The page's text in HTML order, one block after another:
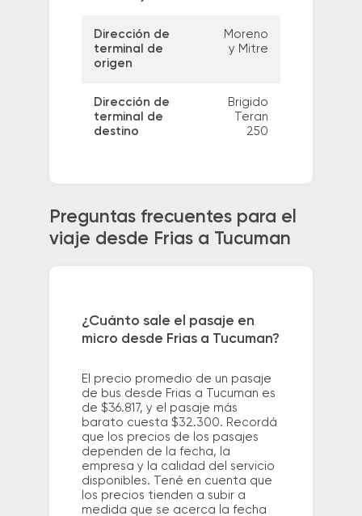
Dirección de
terminal de
origen
Moreno
y Mitre
Dirección de
terminal de
destino
Brigido
Teran
250
Preguntas frecuentes para el
viaje desde Frias a Tucuman
¿Cuánto sale el pasaje en
micro desde Frias a Tucuman?
El precio promedio de un pasaje
de bus desde Frias a Tucuman es
de $36.817, y el pasaje más
barato cuesta $32.300. Recordá
que los precios de los pasajes
dependen de la fecha, la
empresa y la calidad del servicio
disponibles. Tené en cuenta que
los precios tienden a subir a
medida que se acerca la fecha